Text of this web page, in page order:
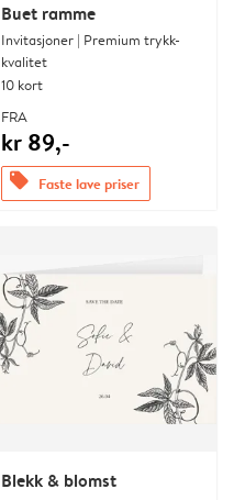
Buet ramme
Invitasjoner | Premium trykk-
kvalitet
10 kort
FRA
kr 89,-
offers Faste lave priser
Blekk & blomst